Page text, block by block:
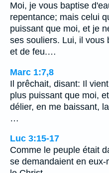
Moi, je vous baptise
repentance; mais celui
puissant que moi, et je
ses souliers. Lui, il vous
et de feu.…
Marc 1:7,8
Il prêchait, disant: Il
plus puissant que moi,
délier, en me baissant,
…
Luc 3:15-17
Comme le peuple était
se demandaient en